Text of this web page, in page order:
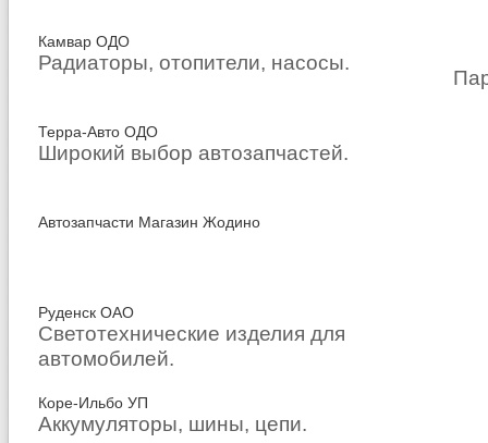
Камвар ОДО
Радиаторы, отопители, насосы.
Терра-Авто ОДО
Широкий выбор автозапчастей.
Автозапчасти Магазин Жодино
Руденск ОАО
Светотехнические изделия для
автомобилей.
Коре-Ильбо УП
Аккумуляторы, шины, цепи.